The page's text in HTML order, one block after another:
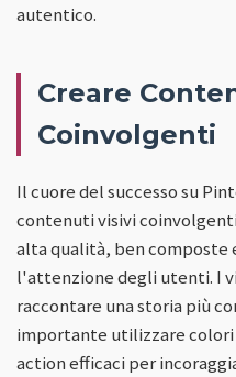
autentico.
Creare
Coinvolgenti
Il cuore del successo su
contenuti visivi
alta qualità, ben composte
l'attenzione degli utenti. I
raccontare una storia più
importante utilizzare
action efficaci per